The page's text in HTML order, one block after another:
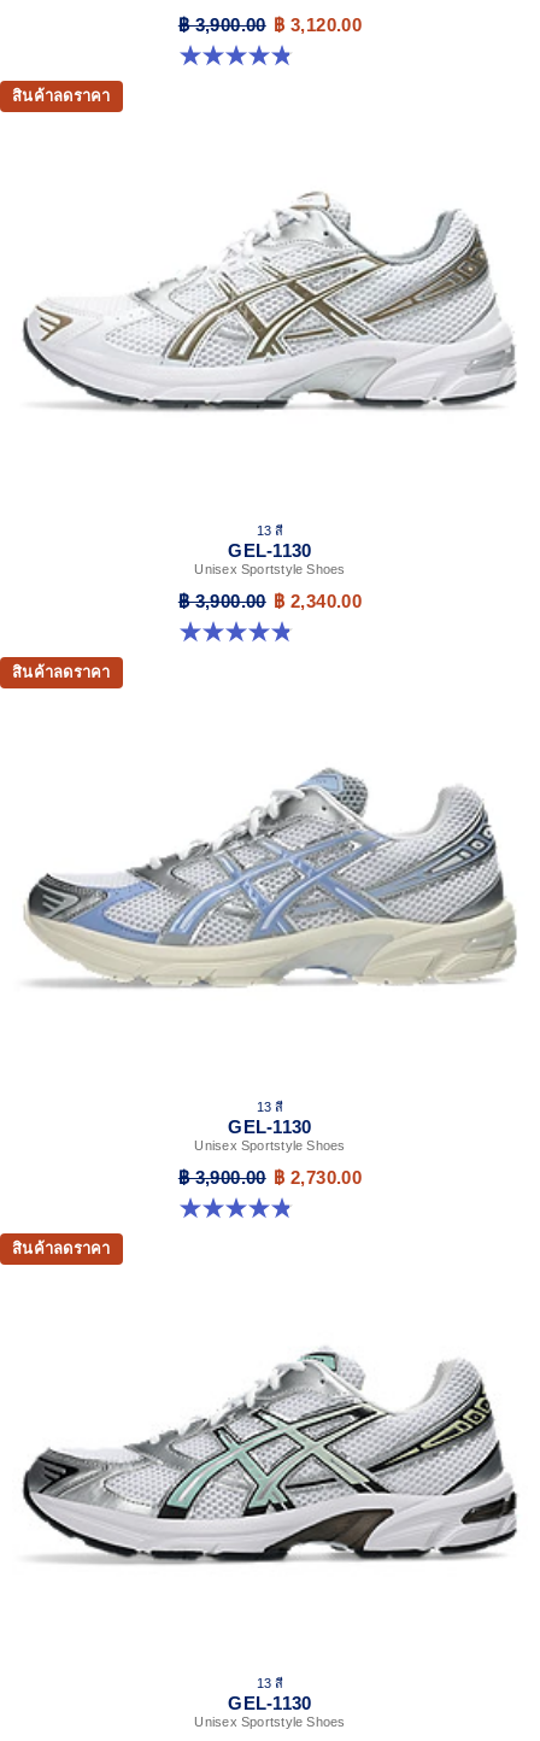
฿ 3,900.00 ฿ 3,120.00
4.8 จาก 5 ดาว 398 รีวิว
สินค้าลดราคา
13 สี
GEL-1130
Unisex Sportstyle Shoes
฿ 3,900.00 ฿ 2,340.00
4.8 จาก 5 ดาว 398 รีวิว
สินค้าลดราคา
13 สี
GEL-1130
Unisex Sportstyle Shoes
฿ 3,900.00 ฿ 2,730.00
4.8 จาก 5 ดาว 398 รีวิว
สินค้าลดราคา
13 สี
GEL-1130
Unisex Sportstyle Shoes